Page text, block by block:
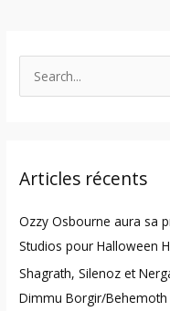
c
f
o
r
:
Articles récents
Ozzy Osbourne aura sa
Studios pour Halloween
Shagrath, Silenoz et
Dimmu Borgir/